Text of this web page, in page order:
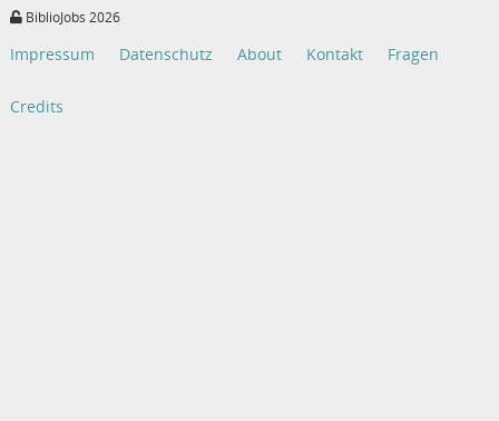
BiblioJobs 2026
Impressum Datenschutz About Kontakt Fragen
Credits